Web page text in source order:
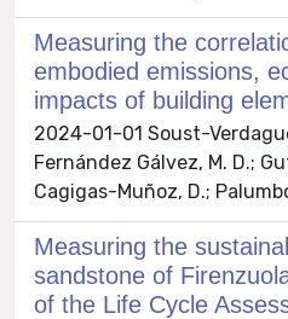
Measuring the
embodied emissions,
impacts of building
2024-01-01 Soust-
Fernández Gálvez, M. D.;
Cagigas-Muñoz, D.;
Measuring the
sandstone of
of the Life Cycle